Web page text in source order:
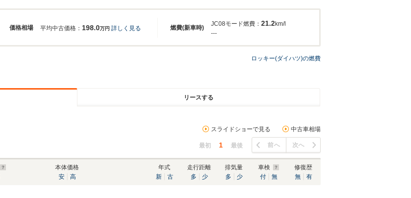
価格相場 燃費(新車時)
平均中古価格： 198.0万円 詳しく見る
JC08モード燃費： 21.2km/l
---
ロッキー(ダイハツ)の燃費
リースする
スライドショーで見る 中古車相場
最初 1 最後 前へ 次へ
本体価格
安
高
年式
新
古
走行距離
多
少
排気量
多
少
車検
付
無
修復歴
無
有